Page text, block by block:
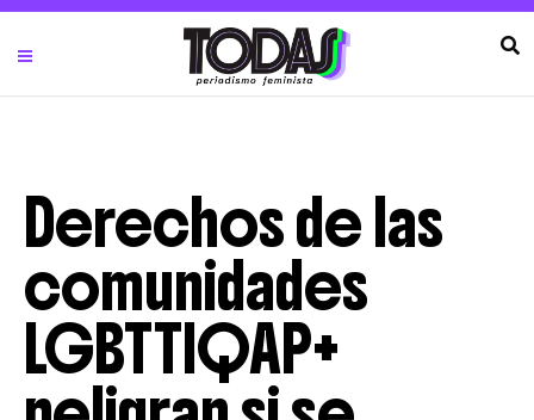
Derechos de las
comunidades
LGBTTIQAP+